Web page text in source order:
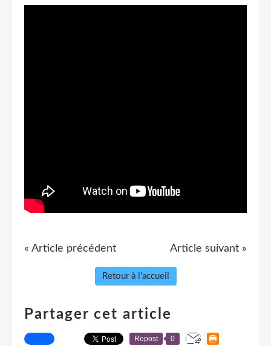
« Article précédent Article suivant »
Retour à l'accueil
Partager cet article
Repost 0